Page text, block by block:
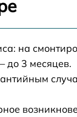
на
до 3 месяцев.